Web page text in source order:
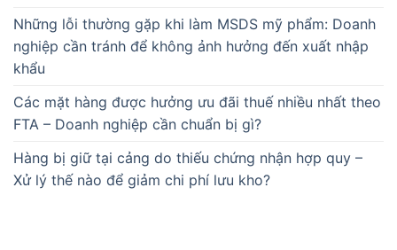
Những lỗi thường gặp khi làm MSDS mỹ phẩm: Doanh
nghiệp cần tránh để không ảnh hưởng đến xuất nhập
khẩu
Các mặt hàng được hưởng ưu đãi thuế nhiều nhất theo
FTA – Doanh nghiệp cần chuẩn bị gì?
Hàng bị giữ tại cảng do thiếu chứng nhận hợp quy –
Xử lý thế nào để giảm chi phí lưu kho?